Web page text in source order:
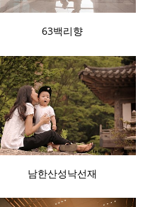
63백리향
남한산성낙선재